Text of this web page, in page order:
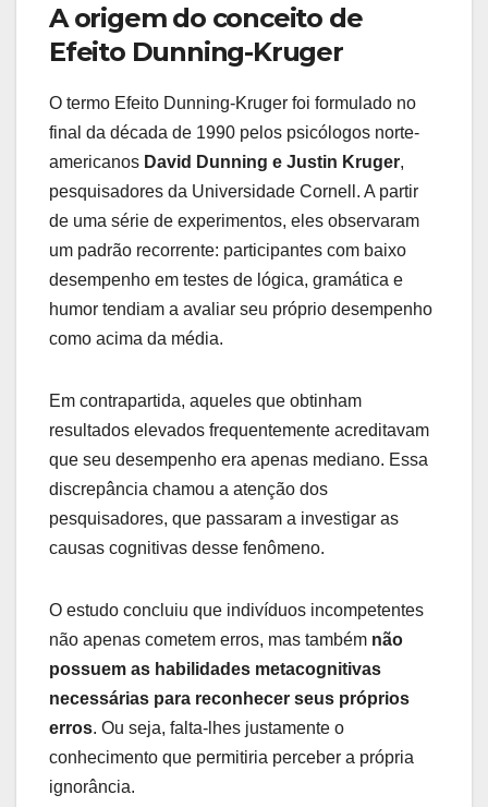
A origem do conceito de
Efeito Dunning-Kruger
O termo Efeito Dunning-Kruger foi formulado no
final da década de 1990 pelos psicólogos norte-
americanos David Dunning e Justin Kruger,
pesquisadores da Universidade Cornell. A partir
de uma série de experimentos, eles observaram
um padrão recorrente: participantes com baixo
desempenho em testes de lógica, gramática e
humor tendiam a avaliar seu próprio desempenho
como acima da média.
Em contrapartida, aqueles que obtinham
resultados elevados frequentemente acreditavam
que seu desempenho era apenas mediano. Essa
discrepância chamou a atenção dos
pesquisadores, que passaram a investigar as
causas cognitivas desse fenômeno.
O estudo concluiu que indivíduos incompetentes
não apenas cometem erros, mas também não
possuem as habilidades metacognitivas
necessárias para reconhecer seus próprios
erros. Ou seja, falta-lhes justamente o
conhecimento que permitiria perceber a própria
ignorância.